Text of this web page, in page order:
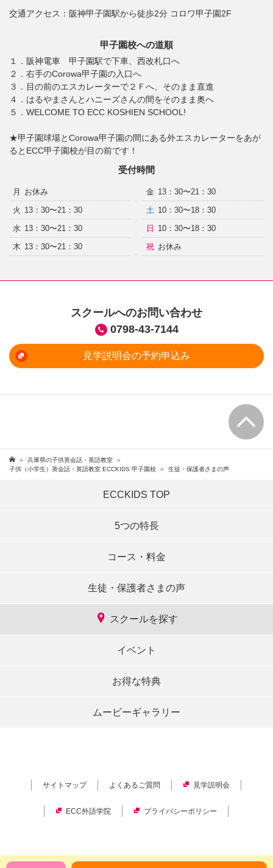
交通アクセス： 阪神甲子園駅から徒歩2分 コロワ甲子園2F
甲子園校への道順
１．阪神電車 甲子園駅で下車、西改札口へ
２．右手のCorowa甲子園の入口へ
３．目の前のエスカレーターで２Ｆへ、そのまま直進
４．はるやまさんとハニーズさんの間をそのまま奥へ
５．WELCOME TO ECC KOSHIEN SCHOOL!
★甲子園球場とCorowa甲子園の間にある外エスカレーターをあが
るとECC甲子園校が目の前です！
受付時間
月
お休み
火 13：30〜21：30
水 13：30〜21：30
木 13：30〜21：30
金 13：30〜21：30
土 10：30〜18：30
日
10：30〜18：30
祝 お休み
スクールへのお問い合わせ
0798-43-7144
見学説明会の予約申込み
兵庫県の子供英会話・英語教室
子供（小学生）英会話・英語教室 ECCKIDS 甲子園校
生徒・保護者さまの声
ECCKIDS TOP
5つの特長
コース・料金
生徒・保護者さまの声
スクールを探す
イベント
お得な特典
ムービーギャラリー
サイトマップ よくあるご質問 見学説明会
ECC外語学院 プライバシーポリシー